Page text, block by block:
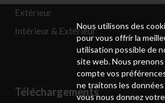
Extérieur
Intérieur & Extérieur
Téléchargements
Nous utilisons des
pour vous offrir la
utilisation possible de
site web. Nous prenons
compte vos
ne traitons les données
vous nous donnez votre